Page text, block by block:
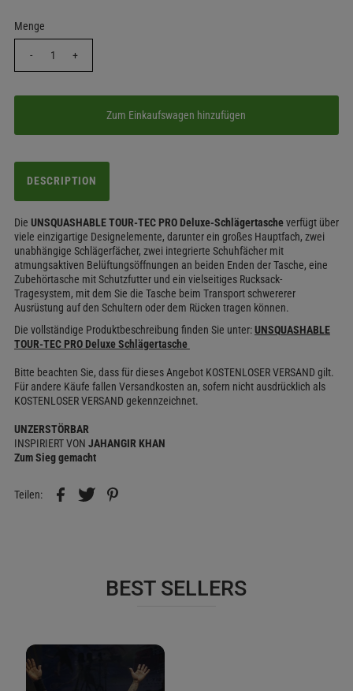
Menge
- +
DESCRIPTION
Die UNSQUASHABLE TOUR-TEC PRO Deluxe-Schlägertascheverfügt über
viele einzigartige Designelemente, darunter ein großes Hauptfach, zwei
unabhängige Schlägerfächer, zwei integrierte Schuhfächer mit
atmungsaktiven Belüftungsöffnungen an beiden Enden der Tasche, eine
Zubehörtasche mit Schutzfutter und ein vielseitiges Rucksack-
Tragesystem, mit dem Sie die Tasche beim Transport schwererer
Ausrüstung auf den Schultern oder dem Rücken tragen können.
Die vollständige Produktbeschreibung finden Sie unter:UNSQUASHABLE
TOUR-TEC PRO Deluxe Schlägertasche
Bitte beachten Sie, dass für dieses Angebot KOSTENLOSER VERSAND gilt.
Für andere Käufe fallen Versandkosten an, sofern nicht ausdrücklich als
KOSTENLOSER VERSAND gekennzeichnet.
UNZERSTÖRBAR
INSPIRIERT VON JAHANGIR KHAN
Zum Sieg gemacht
Teilen:
BEST SELLERS